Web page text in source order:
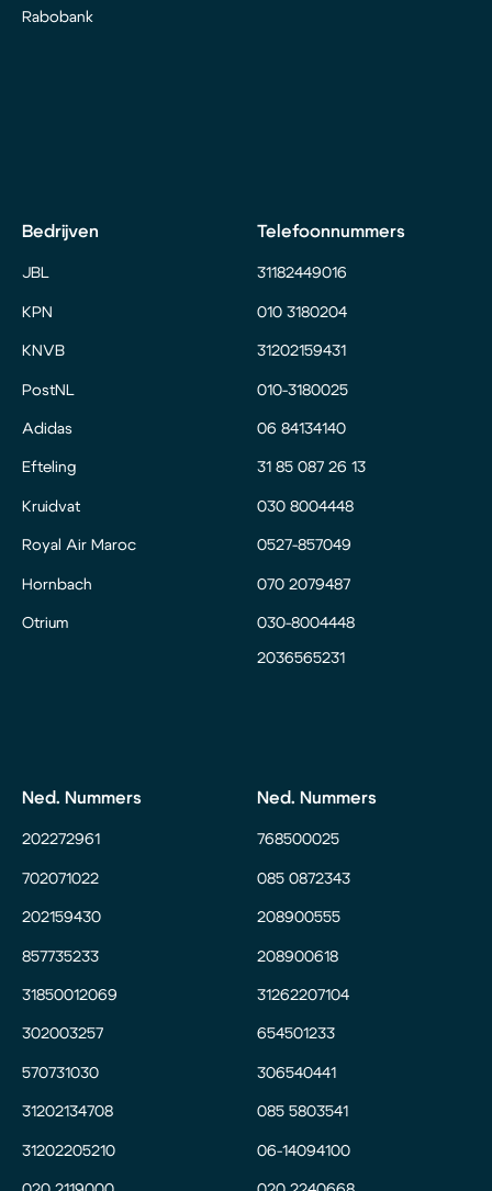
Rabobank
Bedrijven
JBL
KPN
KNVB
PostNL
Adidas
Efteling
Kruidvat
Royal Air Maroc
Hornbach
Otrium
Telefoonnummers
31182449016
010 3180204
31202159431
010-3180025
06 84134140
31 85 087 26 13
030 8004448
0527-857049
070 2079487
030-8004448
2036565231
Ned. Nummers
202272961
702071022
202159430
857735233
31850012069
302003257
570731030
31202134708
31202205210
Ned. Nummers
768500025
085 0872343
208900555
208900618
31262207104
654501233
306540441
085 5803541
06-14094100